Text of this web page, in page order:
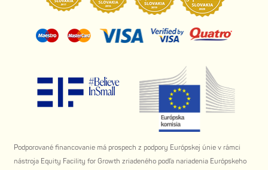
Podporované financovanie má prospech z podpory Európskej únie v rámci
nástroja Equity Facility for Growth zriadeného podľa nariadenia Európskeho